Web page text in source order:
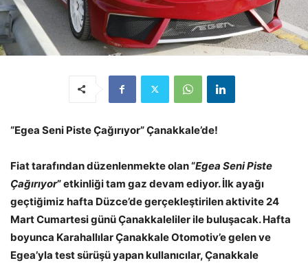
“Egea Seni Piste Çağırıyor” Çanakkale’de!
Fiat tarafından düzenlenmekte olan “Egea Seni Piste
Çağırıyor” etkinliğitam gaz devam ediyor. İlk ayağı
geçtiğimiz hafta Düzce’de gerçekleştirilen aktivite 24
Mart Cumartesi günü Çanakkaleliler ile buluşacak. Hafta
boyunca Karahallılar Çanakkale Otomotiv’e gelen ve
Egea’yla test sürüşü yapan kullanıcılar, Çanakkale